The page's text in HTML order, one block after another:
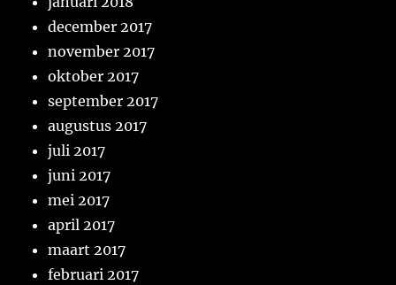
december 2017
november 2017
oktober 2017
september 2017
augustus 2017
juli 2017
juni 2017
mei 2017
april 2017
maart 2017
februari 2017